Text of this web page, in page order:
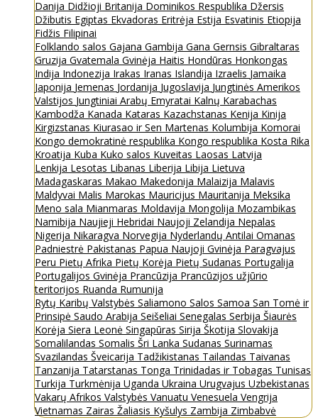
Danija Didžioji Britanija Dominikos Respublika Džersis
Džibutis Egiptas Ekvadoras Eritrėja Estija Esvatinis Etiopija
Fidžis Filipinai
Folklando salos Gajana Gambija Gana Gernsis Gibraltaras
Gruzija Gvatemala Gvinėja Haitis Hondūras Honkongas
Indija Indonezija Irakas Iranas Islandija Izraelis Jamaika
Japonija Jemenas Jordanija Jugoslavija Jungtinės Amerikos
Valstijos Jungtiniai Arabų Emyratai Kalnų Karabachas
Kambodža Kanada Kataras Kazachstanas Kenija Kinija
Kirgizstanas Kiurasao ir Sen Martenas Kolumbija Komorai
Kongo demokratinė respublika Kongo respublika Kosta Rika
Kroatija Kuba Kuko salos Kuveitas Laosas Latvija
Lenkija Lesotas Libanas Liberija Libija Lietuva
Madagaskaras Makao Makedonija Malaizija Malavis
Maldyvai Malis Marokas Mauricijus Mauritanija Meksika
Meno sala Mianmaras Moldavija Mongolija Mozambikas
Namibija Naujieji Hebridai Naujoji Zelandija Nepalas
Nigerija Nikaragva Norvegija Nyderlandų Antilai Omanas
Padniestrė Pakistanas Papua Naujoji Gvinėja Paragvajus
Peru Pietų Afrika Pietų Korėja Pietų Sudanas Portugalija
Portugalijos Gvinėja Prancūzija Prancūzijos užjūrio
teritorijos Ruanda Rumunija
Rytų Karibų Valstybės Saliamono Salos Samoa San Tomė ir
Prinsipė Saudo Arabija Seišeliai Senegalas Serbija Šiaurės
Korėja Siera Leonė Singapūras Sirija Škotija Slovakija
Somalilandas Somalis Šri Lanka Sudanas Surinamas
Svazilandas Šveicarija Tadžikistanas Tailandas Taivanas
Tanzanija Tatarstanas Tonga Trinidadas ir Tobagas Tunisas
Turkija Turkmėnija Uganda Ukraina Urugvajus Uzbekistanas
Vakarų Afrikos Valstybės Vanuatu Venesuela Vengrija
Vietnamas Zairas Žaliasis Kyšulys Zambija Zimbabvė